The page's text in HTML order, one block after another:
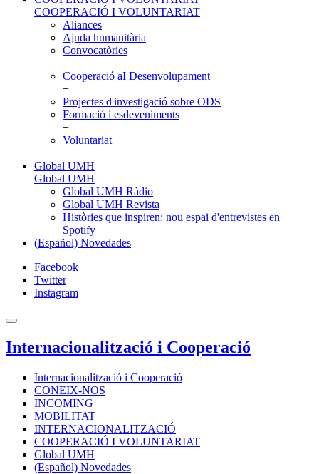
COOPERACIÓ I VOLUNTARIAT
Aliances
Ajuda humanitària
Convocatòries
+
Cooperació aI Desenvolupament
+
Projectes d'investigació sobre ODS
Formació i esdeveniments
+
Voluntariat
+
Global UMH
Global UMH
Global UMH Ràdio
Global UMH Revista
Històries que inspiren: nou espai d'entrevistes en
Spotify
(Español) Novedades
Facebook
Twitter
Instagram
Internacionalització i Cooperació
Internacionalització i Cooperació
CONEIX-NOS
INCOMING
MOBILITAT
INTERNACIONALITZACIÓ
COOPERACIÓ I VOLUNTARIAT
Global UMH
(Español) Novedades